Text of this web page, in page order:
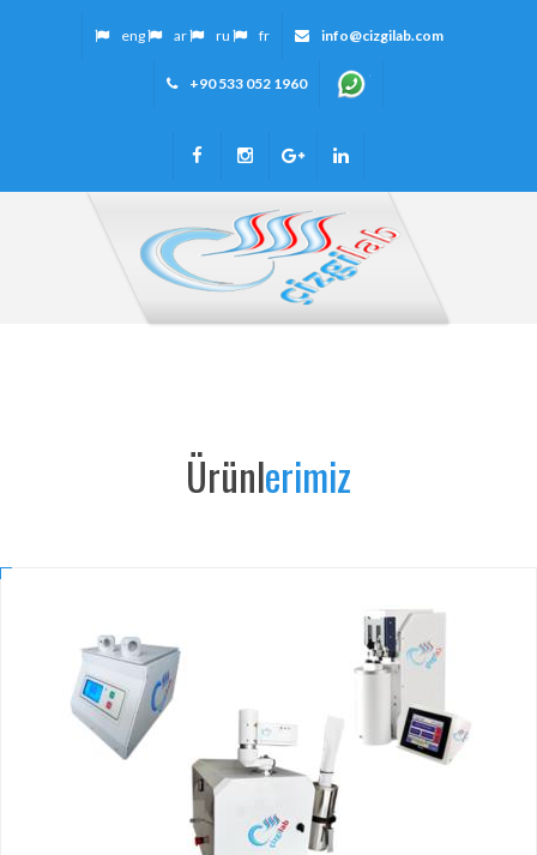
eng ar ru fr info@cizgilab.com
+90 533 052 1960
Ürünlerimiz